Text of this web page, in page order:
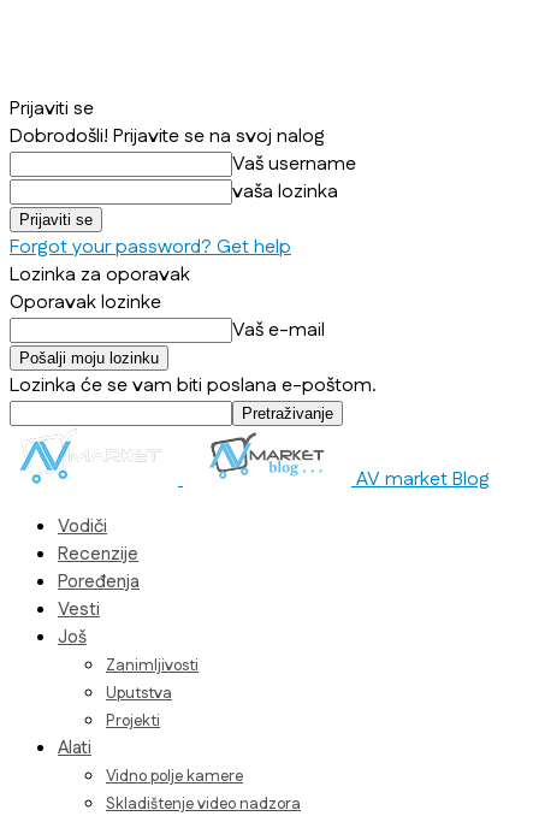
Prijaviti se
Dobrodošli! Prijavite se na svoj nalog
Vaš username
vaša lozinka
Forgot your password? Get help
Lozinka za oporavak
Oporavak lozinke
Vaš e-mail
Lozinka će se vam biti poslana e-poštom.
AV market Blog
Vodiči
Recenzije
Poređenja
Vesti
Još
Zanimljivosti
Uputstva
Projekti
Alati
Vidno polje kamere
Skladištenje video nadzora